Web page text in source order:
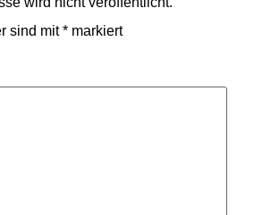
sind mit* markiert